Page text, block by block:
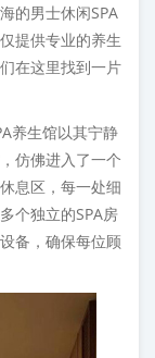
的男士休闲SPA
提供专业的养生
在这里找到一片
养生馆以其宁静
仿佛进入了一个
息区，每一处细
个独立的SPA房
备，确保每位顾